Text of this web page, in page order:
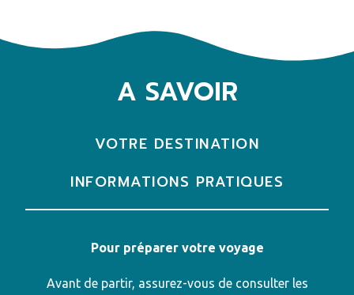
A SAVOIR
VOTRE DESTINATION
INFORMATIONS PRATIQUES
Pour préparer votre voyage
Avant de partir, assurez-vous de consulter les